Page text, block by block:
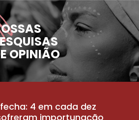
OPINIÃO
4 em cada dez
importunação